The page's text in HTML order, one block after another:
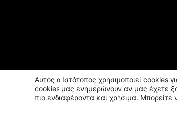
Αυτός ο Ιστότοπος χρησιμοποιεί cookies
cookies μας ενημερώνουν αν μας έχετε
πιο ενδιαφέροντα και χρήσιμα. Μπορείτε